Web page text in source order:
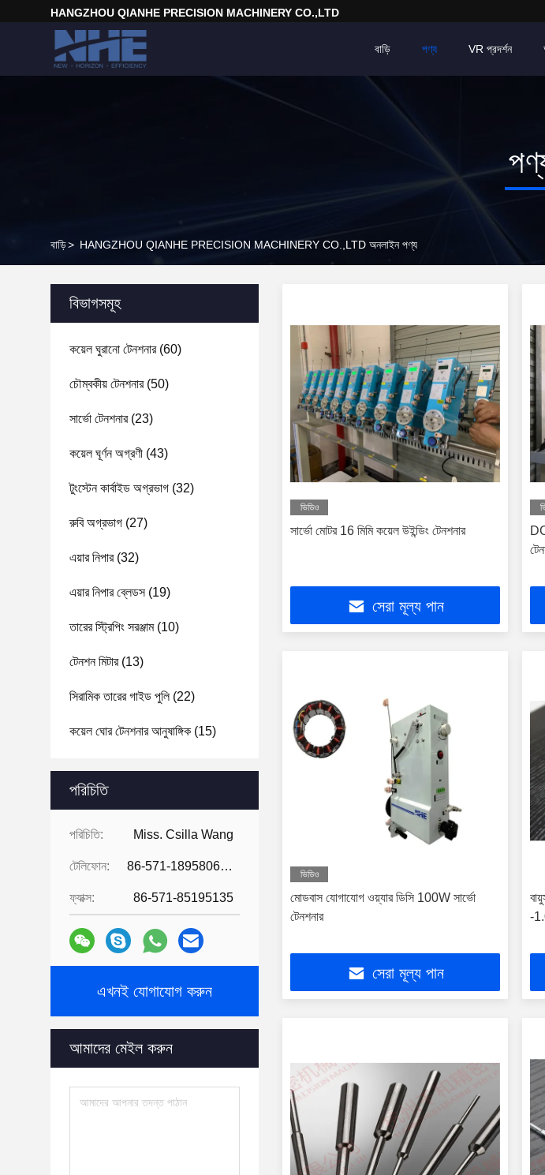
HANGZHOU QIANHE PRECISION MACHINERY CO.,LTD
বাড়ি পণ্য VR প্রদর্শন
বাড়ি> HANGZHOU QIANHE PRECISION MACHINERY CO.,LTD অনলাইন পণ্য
বিভাগসমূহ
কয়েল ঘুরানো টেনশনার(60)
চৌম্বকীয় টেনশনার(50)
সার্ভো টেনশনার(23)
কয়েল ঘূর্ণন অগ্রণী (43)
টুংস্টেন কার্বাইড অগ্রভাগ (32)
রুবি অগ্রভাগ (27)
এয়ার নিপার(32)
এয়ার নিপার ব্লেডস(19)
তারের স্ট্রিপিং সরঞ্জাম(10)
টেনশন মিটার(13)
সিরামিক তারের গাইড পুলি(22)
কয়েল ঘোর টেনশনার আনুষাঙ্গিক (15)
পরিচিতি
পরিচিতি: Miss. Csilla Wang
টেলিফোন: 86-571-18958064130
ফ্যাক্স: 86-571-85195135
এখনই যোগাযোগ করুন
আমাদের মেইল ​​করুন
ভিডিও
সার্ভো মোটর 16 মিমি কয়েল উইন্ডিং টেনশনার
সেরা মূল্য পান
ভিডিও
মোডবাস যোগাযোগ ওয়্যার ডিসি 100W সার্ভো
টেনশনার
সেরা মূল্য পান
-